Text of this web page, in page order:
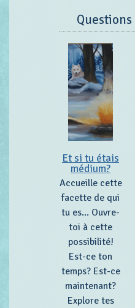
Et si tu étais
médium?
Accueille cette
facette de qui
tu es... Ouvre-
toi à cette
possibilité!
Est-ce ton
temps? Est-ce
maintenant?
Explore tes